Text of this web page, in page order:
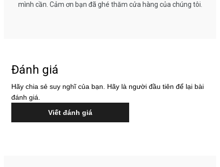
mình cần. Cảm ơn bạn đã ghé thăm cửa hàng của chúng tôi.
Đánh giá
Hãy chia sẻ suy nghĩ của bạn. Hãy là người đầu tiên để lại bài
đánh giá.
Viết đánh giá